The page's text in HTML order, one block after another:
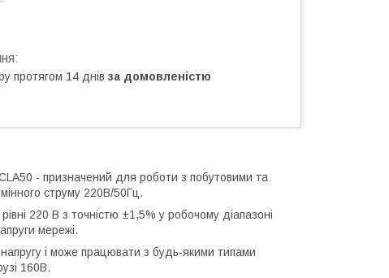
протягом 14 днів за домовленістю
- призначений для роботи з побутовими та
струму 220В/50Гц.
220 В з точністю ±1,5% у робочому діапазоні
мережі.
і може працювати з будь-якими типами
160В.